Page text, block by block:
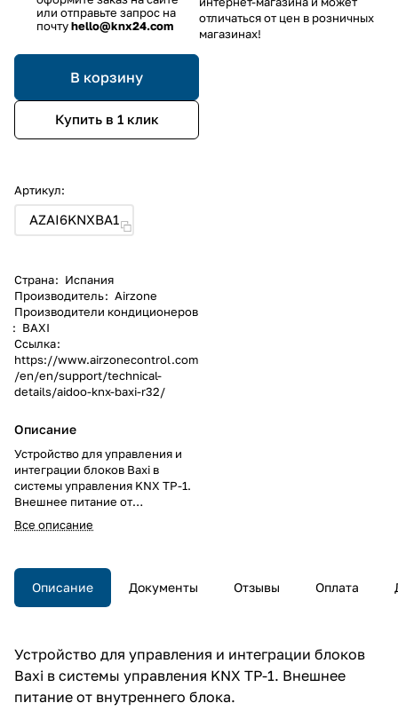
или отправьте запрос на
почтуhello@knx24.com
В корзину
Купить в 1 клик
Артикул:
AZAI6KNXBA1
Страна: Испания
Производитель: Airzone
Производители кондиционеров
: BAXI
Ссылка:
https://www.airzonecontrol.com
/en/en/support/technical-
details/aidoo-knx-baxi-r32/
Описание
Устройство для управления и
интеграции блоков Baxi в
системы управления KNX TP-1.
Внешнее питание от
внутреннего блока.
Все описание
отличаться от цен в розничных
магазинах!
Описание Документы Отзывы Оплата
Устройство для управления и интеграции блоков
Baxi в системы управления KNX TP-1. Внешнее
питание от внутреннего блока.